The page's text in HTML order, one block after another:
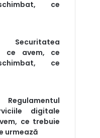
ce
Securitatea
ce avem, ce
ce
Regulamentul
digitale
ce trebuie
urmează